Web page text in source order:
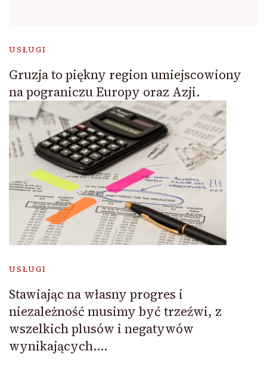
USŁUGI
Gruzja to piękny region umiejscowiony
na pograniczu Europy oraz Azji.
USŁUGI
Stawiając na własny progres i
niezależność musimy być trzeźwi, z
wszelkich plusów i negatywów
wynikających….